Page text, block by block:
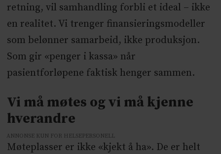
retning, vil samhandling forbli et ideal – ikke
en realitet. Vi trenger finansieringsmodeller
som belønner samarbeid, ikke produksjon.
Som gir «penger i kassa» når
pasientforløpene faktisk henger sammen.
Vi må møtes og vi må kjenne
hverandre
ANNONSE KUN FOR HELSEPERSONELL
Møteplasser er ikke «kjekt å ha». De er helt